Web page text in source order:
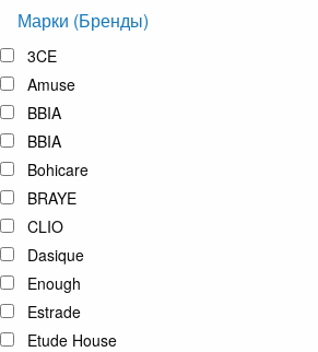
Марки (Бренды)
3CE
Amuse
BBIA
BBIA
Bohicare
BRAYE
CLIO
Dasique
Enough
Estrade
Etude House